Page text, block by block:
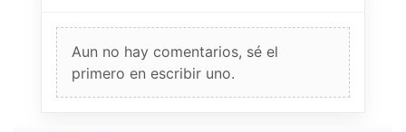
Aun no hay comentarios, sé el
primero en escribir uno.